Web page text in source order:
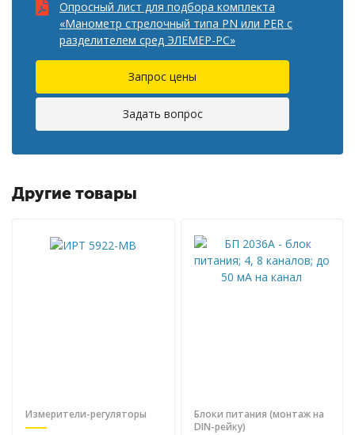
Опросный лист для подбора комплекта
«Манометр стрелочный типа PN или PER с
разделителем сред ЭЛЕМЕР-РС»
Запрос цены
Задать вопрос
Другие товары
Измерители-регуляторы
Блоки питания (монтаж на
DIN-рейку)